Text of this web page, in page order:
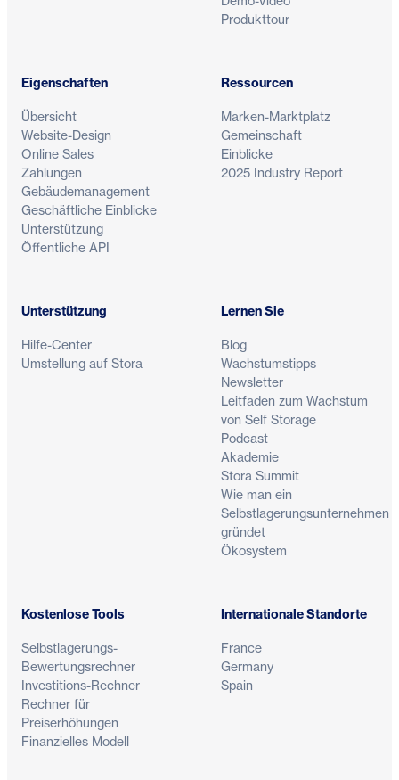
Produkttour
Eigenschaften
Übersicht
Website-Design
Online Sales
Zahlungen
Gebäudemanagement
Geschäftliche Einblicke
Unterstützung
Öffentliche API
Ressourcen
Marken-Marktplatz
Gemeinschaft
Einblicke
2025 Industry Report
Unterstützung
Hilfe-Center
Umstellung auf Stora
Lernen Sie
Blog
Wachstumstipps
Newsletter
Leitfaden zum Wachstum
von Self Storage
Podcast
Akademie
Stora Summit
Wie man ein
Selbstlagerungsunternehmen
gründet
Ökosystem
Kostenlose Tools
Selbstlagerungs-
Bewertungsrechner
Investitions-Rechner
Rechner für
Preiserhöhungen
Finanzielles Modell
Internationale Standorte
France
Germany
Spain